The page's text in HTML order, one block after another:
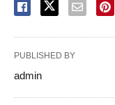
PUBLISHED BY
admin